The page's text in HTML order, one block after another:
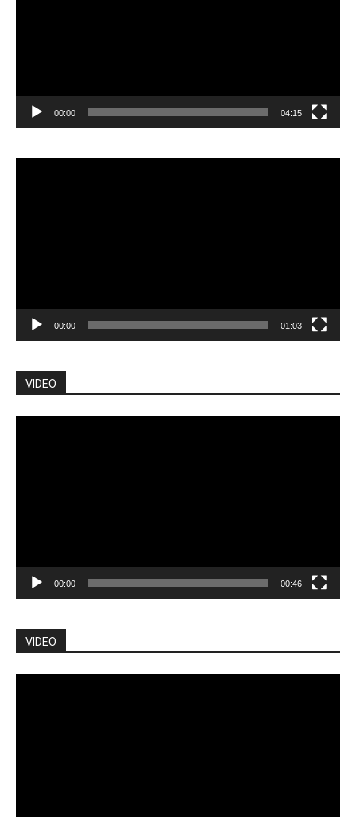
00:00 04:15
00:00 01:03
VIDEO
00:00 00:46
VIDEO